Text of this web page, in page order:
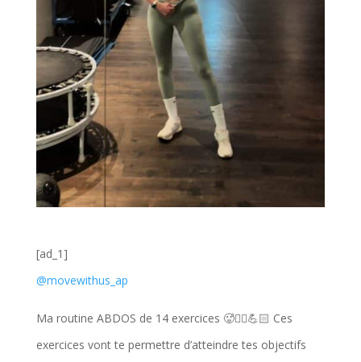
[ad_1]
@movewithus_ap
Ma routine ABDOS de 14 exercices 🥵❤️‍🔥💪🏻 Ces
exercices vont te permettre d’atteindre tes objectifs